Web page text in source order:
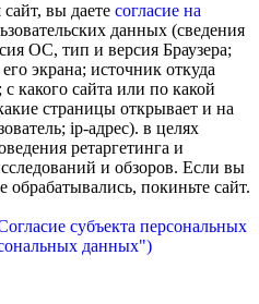
вы даете согласие на
данных (сведения
ОС, тип и версия Браузера;
экрана; источник откуда
какого сайта или по какой
страницы открывает и на
ip-адрес). в целях
ретаргетинга и
и обзоров. Если вы
покиньте сайт.
субъекта персональных
данных")